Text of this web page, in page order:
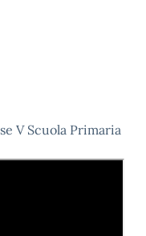
V Scuola Primaria